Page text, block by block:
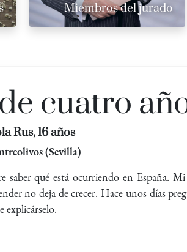
Miembros del jurado
cuatro
Rus, 16 años
(Sevilla)
saber qué está ocurriendo en España.
no deja de crecer. Hace unos días
explicárselo.